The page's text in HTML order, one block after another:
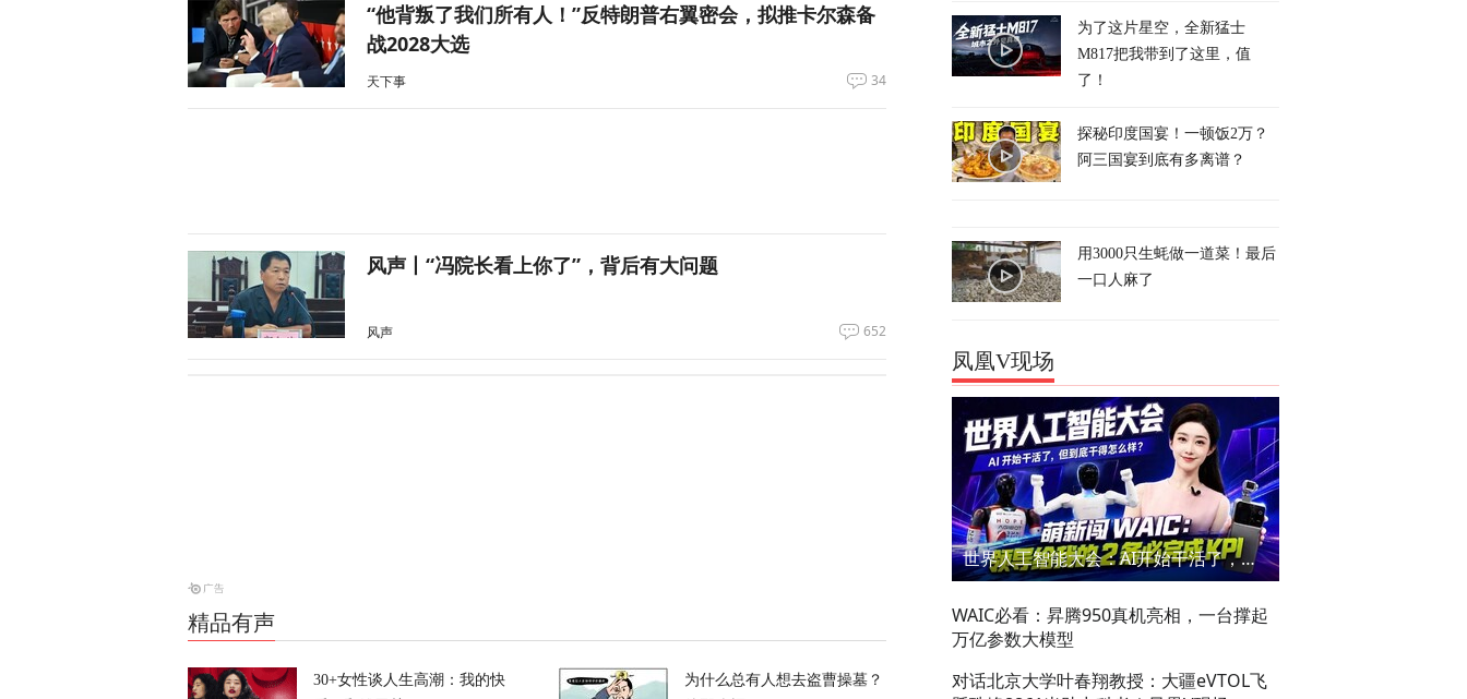
“他背叛了我们所有人！”反特朗普右翼密会，拟推卡尔森备
战2028大选
天下事 34
风声丨“冯院长看上你了”，背后有大问题
风声 652
风暴眼 | 呛到辣眼睛！昆明黄磷泄漏燃烧，迷雾里的24小时
精品有声
30+女性谈人生高潮：我的快
为什么总有人想去盗曹操墓？
为了这片星空，全新猛士
M817把我带到了这里，值
了！
探秘印度国宴！一顿饭2万？
阿三国宴到底有多离谱？
用3000只生蚝做一道菜！最后
一口人麻了
凤凰V现场
世界人工智能大会：AI开始干活了，但到底干的怎么样？萌新闯WAIC
WAIC必看：昇腾950真机亮相，一台撑起
万亿参数大模型
对话北京大学叶春翔教授：大疆eVTOL飞